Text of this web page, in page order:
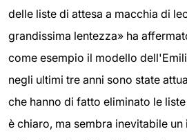
delle liste di attesa a macchia di
grandissima lentezza» ha
come esempio il modello
negli ultimi tre anni sono state
che hanno di fatto eliminato le
è chiaro, ma sembra inevitabile